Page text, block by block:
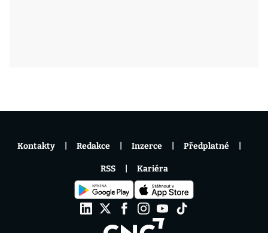
Kontakty Redakce Inzerce Předplatné
RSS Kariéra